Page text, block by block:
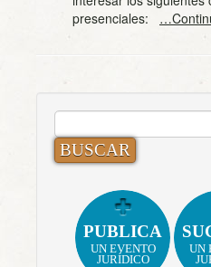
presenciales:
BUSCAR:
PUBLICA
UN EVENTO
JURÍDICO
UN